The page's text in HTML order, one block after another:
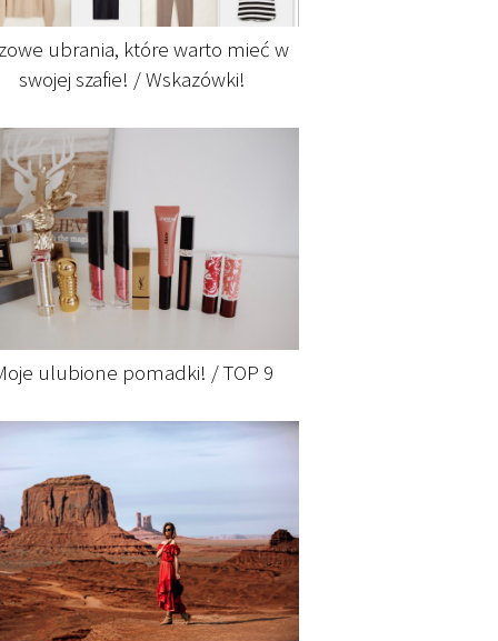
ubrania, które warto mieć w
swojej szafie! / Wskazówki!
ulubione pomadki! / TOP 9